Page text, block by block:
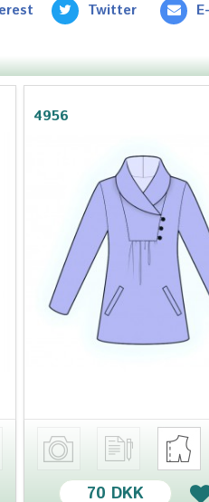
Twitter
4956
70 DKK